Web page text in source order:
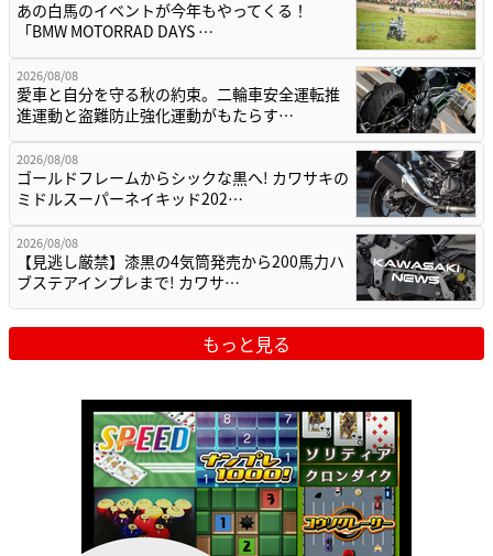
あの白馬のイベントが今年もやってくる！
「BMW MOTORRAD DAYS …
2026/08/08
愛車と自分を守る秋の約束。二輪車安全運転推
進運動と盗難防止強化運動がもたらす…
2026/08/08
ゴールドフレームからシックな黒へ! カワサキの
ミドルスーパーネイキッド202…
2026/08/08
【見逃し厳禁】漆黒の4気筒発売から200馬力ハ
ブステアインプレまで! カワサ…
もっと見る